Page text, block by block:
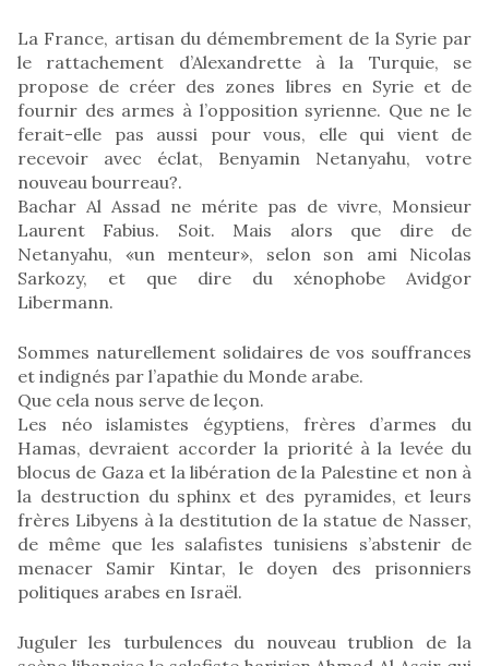
La France, artisan du démembrement de la Syrie par
le rattachement d’Alexandrette à la Turquie, se
propose de créer des zones libres en Syrie et de
fournir des armes à l’opposition syrienne. Que ne le
ferait-elle pas aussi pour vous, elle qui vient de
recevoir avec éclat, Benyamin Netanyahu, votre
nouveau bourreau?.
Bachar Al Assad ne mérite pas de vivre, Monsieur
Laurent Fabius. Soit. Mais alors que dire de
Netanyahu, «un menteur», selon son ami Nicolas
Sarkozy, et que dire du xénophobe Avidgor
Libermann.
Sommes naturellement solidaires de vos souffrances
et indignés par l’apathie du Monde arabe.
Que cela nous serve de leçon.
Les néo islamistes égyptiens, frères d’armes du
Hamas, devraient accorder la priorité à la levée du
blocus de Gaza et la libération de la Palestine et non à
la destruction du sphinx et des pyramides, et leurs
frères Libyens à la destitution de la statue de Nasser,
de même que les salafistes tunisiens s’abstenir de
menacer Samir Kintar, le doyen des prisonniers
politiques arabes en Israël.
Juguler les turbulences du nouveau trublion de la